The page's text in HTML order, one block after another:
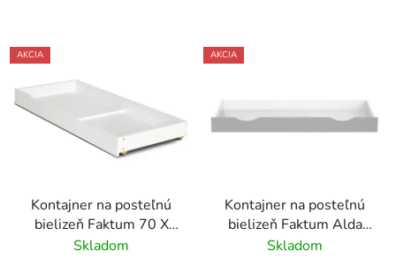
AKCIA
Kontajner na posteľnú
bielizeň Faktum 70 X
140 cm, biely
Skladom
AKCIA
Kontajner na posteľnú
bielizeň Faktum Alda
70 X 140, Silk Grey
Skladom